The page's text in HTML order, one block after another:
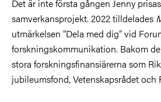
Det är inte första gången Jenny
samverkansprojekt. 2022 tilldelades
utmärkelsen ”Dela med dig” vid
forskningskommunikation. Bakom
stora forskningsfinansiärerna som
jubileumsfond, Vetenskapsrådet och